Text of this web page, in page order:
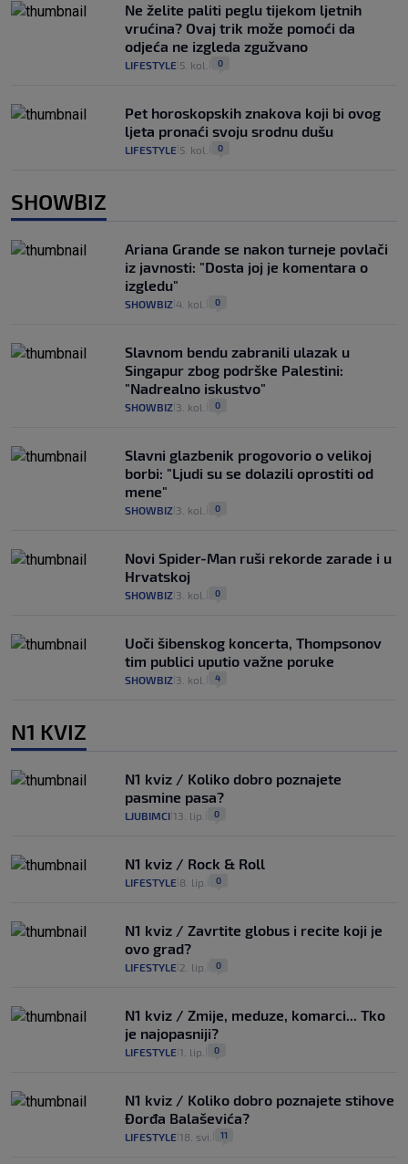
Ne želite paliti peglu tijekom ljetnih
vrućina? Ovaj trik može pomoći da
odjeća ne izgleda zgužvano
LIFESTYLE 5. kol. 0
Pet horoskopskih znakova koji bi ovog
ljeta pronaći svoju srodnu dušu
LIFESTYLE 5. kol. 0
SHOWBIZ
Ariana Grande se nakon turneje povlači
iz javnosti: "Dosta joj je komentara o
izgledu"
SHOWBIZ 4. kol. 0
Slavnom bendu zabranili ulazak u
Singapur zbog podrške Palestini:
"Nadrealno iskustvo"
SHOWBIZ 3. kol. 0
Slavni glazbenik progovorio o velikoj
borbi: "Ljudi su se dolazili oprostiti od
mene"
SHOWBIZ 3. kol. 0
Novi Spider-Man ruši rekorde zarade i u
Hrvatskoj
SHOWBIZ 3. kol. 0
Uoči šibenskog koncerta, Thompsonov
tim publici uputio važne poruke
SHOWBIZ 3. kol. 4
N1 KVIZ
N1 kviz / Koliko dobro poznajete
pasmine pasa?
LJUBIMCI 13. lip. 0
N1 kviz / Rock & Roll
LIFESTYLE 8. lip. 0
N1 kviz / Zavrtite globus i recite koji je
ovo grad?
LIFESTYLE 2. lip. 0
N1 kviz / Zmije, meduze, komarci... Tko
je najopasniji?
LIFESTYLE 1. lip. 0
N1 kviz / Koliko dobro poznajete stihove
Đorđa Balaševića?
LIFESTYLE 18. svi. 11